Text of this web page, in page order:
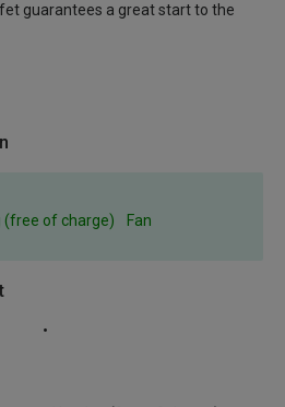
guarantees a great start to the
(free of charge)
Fan